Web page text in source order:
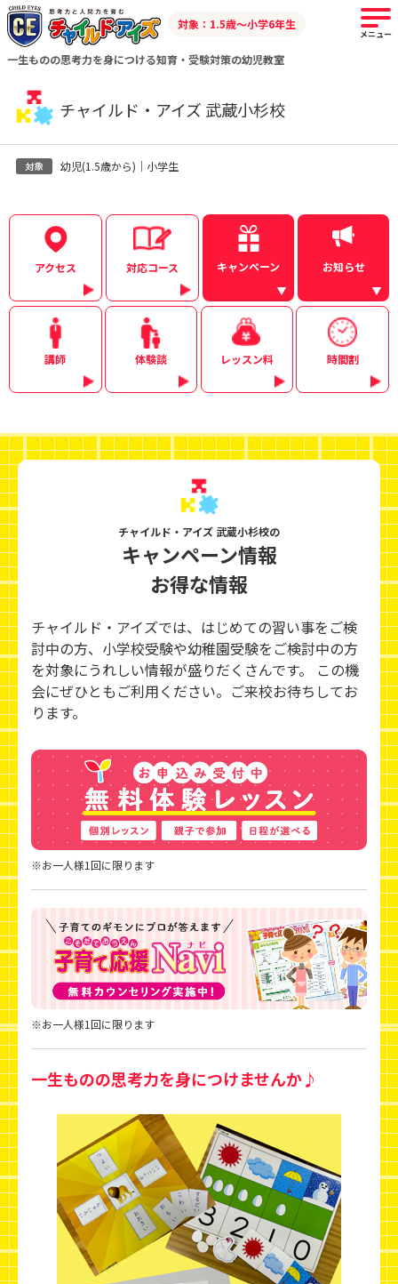
一生ものの思考力を身につける知育・受験対策の幼児教室
対象：1.5歳～小学6年生
メニュー
チャイルド・アイズ 武蔵小杉校
幼児(1.5歳から)｜小学生
アクセス 対応コース キャンペーン お知らせ
講師 体験談 レッスン料 時間割
チャイルド・アイズ 武蔵小杉校の
キャンペーン情報
お得な情報
チャイルド・アイズでは、はじめての習い事をご検
討中の方、小学校受験や幼稚園受験をご検討中の方
を対象にうれしい情報が盛りだくさんです。 この機
会にぜひともご利用ください。ご来校お待ちしてお
ります。
※お一人様1回に限ります
※お一人様1回に限ります
一生ものの思考力を身につけませんか♪